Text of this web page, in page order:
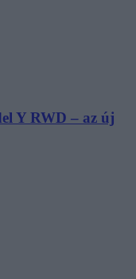
Y RWD – az új